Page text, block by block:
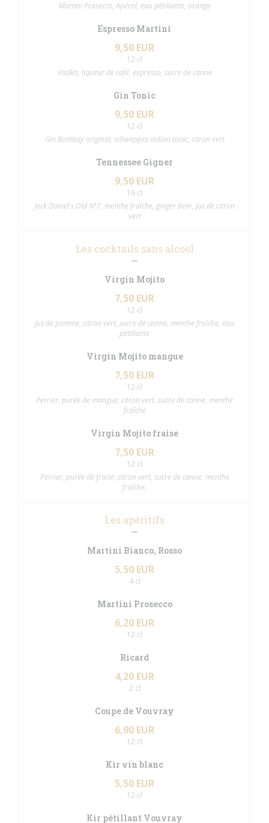
Martini Prosecco, Apérol, eau pétillante, orange
Espresso Martini
9,50 EUR
12 cl
Vodka, liqueur de café, expresso, sucre de canne
Gin Tonic
9,50 EUR
12 cl
Gin Bombay original, schweppes indian tonic, citron vert
Tennessee Gigner
9,50 EUR
16 cl
Jack Daniel's Old N°7, menthe fraîche, ginger beer, jus de citron
vert
Les cocktails sans alcool
Virgin Mojito
7,50 EUR
12 cl
Jus de pomme, citron vert, sucre de canne, menthe fraîche, eau
pétillante
Virgin Mojito mangue
7,50 EUR
12 cl
Perrier, purée de mangue, citron vert, sucre de canne, menthe
fraîche
Virgin Mojito fraise
7,50 EUR
12 cl
Perrier, purée de fraise, citron vert, sucre de canne, menthe
fraîche,
Les apéritifs
Martini Bianco, Rosso
5,50 EUR
4 cl
Martini Prosecco
6,20 EUR
12 cl
Ricard
4,20 EUR
2 cl
Coupe de Vouvray
6,90 EUR
12 cl
Kir vin blanc
5,50 EUR
12 cl
Kir pétillant Vouvray